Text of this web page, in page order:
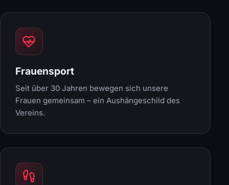
Frauensport
Seit über 30 Jahren bewegen sich unsere
Frauen gemeinsam – ein Aushängeschild des
Vereins.